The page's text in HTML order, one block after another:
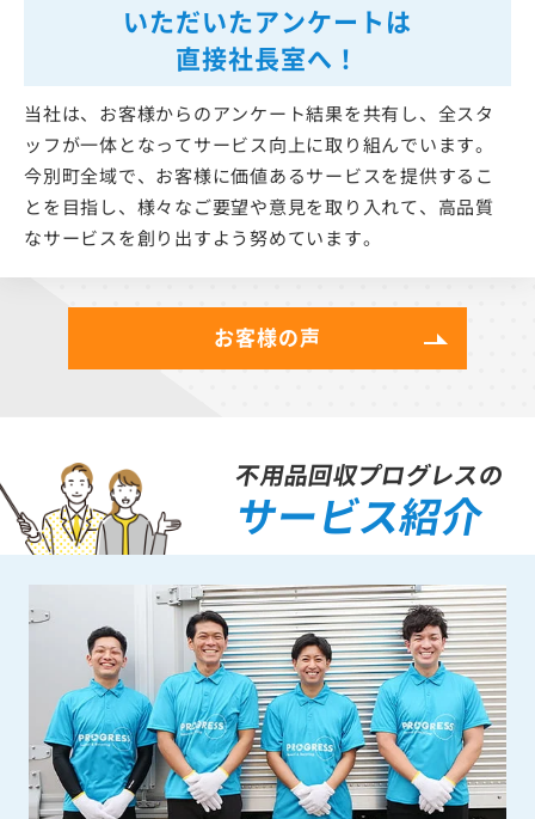
いただいたアンケートは
直接社長室へ！
当社は、お客様からのアンケート結果を共有し、全スタ
ッフが一体となってサービス向上に取り組んでいます。
今別町全域で、お客様に価値あるサービスを提供するこ
とを目指し、様々なご要望や意見を取り入れて、高品質
なサービスを創り出すよう努めています。
お客様の声
不用品回収プログレスの
サービス紹介